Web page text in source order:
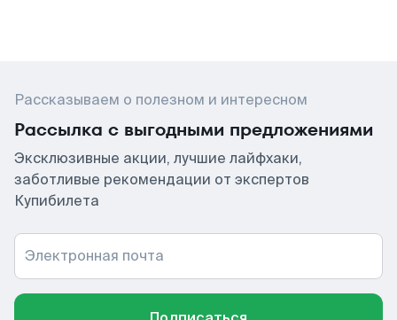
Рассказываем о полезном и интересном
Рассылка с выгодными предложениями
Эксклюзивные акции, лучшие лайфхаки,
заботливые рекомендации от экспертов
Купибилета
Электронная почта